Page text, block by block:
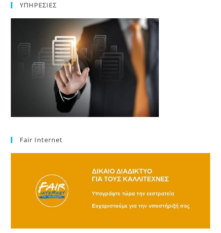
ΥΠΗΡΕΣΙΕΣ
Fair Internet